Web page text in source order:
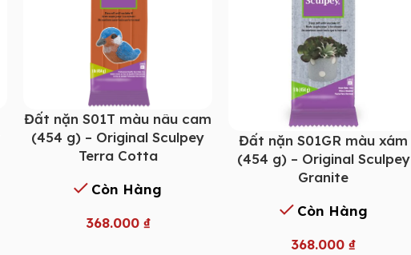
Đất nặn S01T màu nâu cam
(454 g) – Original Sculpey
Terra Cotta
Còn Hàng
368.000 ₫
Đất nặn S01GR màu xám
(454 g) – Original Sculpey
Granite
Còn Hàng
368.000₫